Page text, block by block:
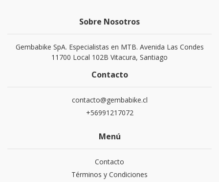
Sobre Nosotros
Gembabike SpA. Especialistas en MTB. Avenida Las Condes
11700 Local 102B Vitacura, Santiago
Contacto
contacto@gembabike.cl
+56991217072
Menú
Contacto
Términos y Condiciones